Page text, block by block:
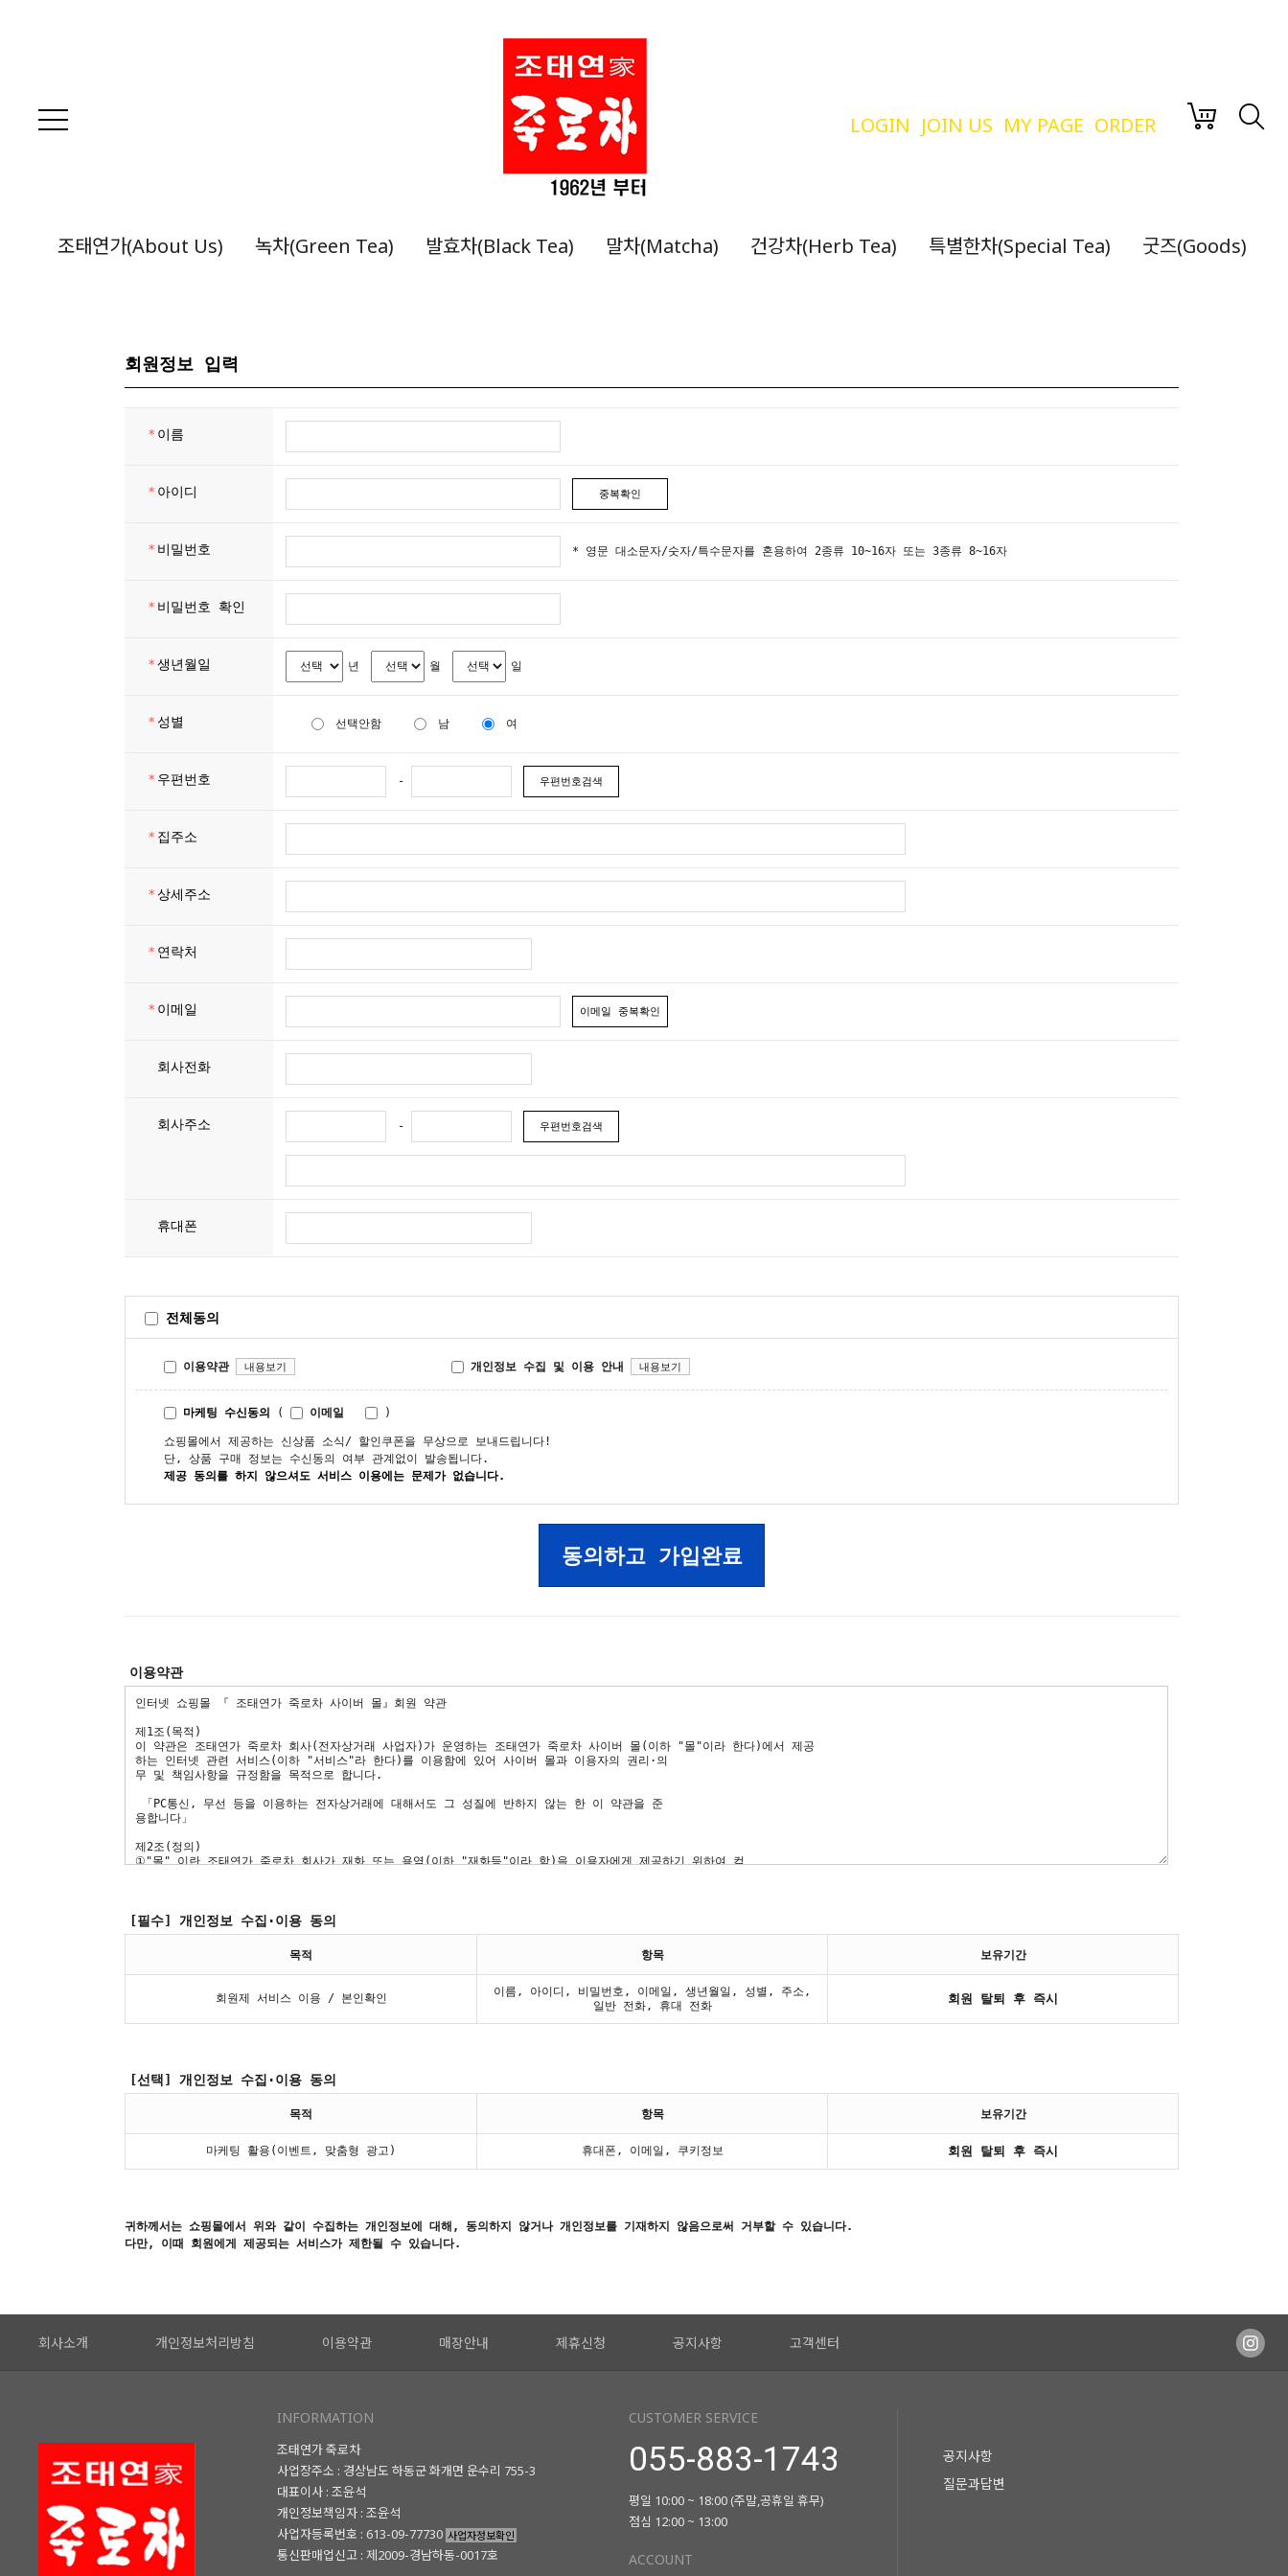
LOGIN JOIN US MY PAGE ORDER
조태연가(About Us) 녹차(Green Tea) 발효차(Black Tea) 말차(Matcha) 건강차(Herb Tea) 특별한차(Special Tea) 굿즈(Goods)
회원정보 입력
* 이름
* 아이디 중복확인
* 비밀번호 * 영문 대소문자/숫자/특수문자를 혼용하여 2종류 10~16자 또는 3종류 8~16자
* 비밀번호 확인
*생년월일 년 월 일
* 성별 선택안함 남 여
* 우편번호 - 우편번호검색
* 집주소
*상세주소
* 연락처
* 이메일 이메일 중복확인
회사전화
회사주소 - 우편번호검색
휴대폰
전체동의
이용약관 내용보기 개인정보 수집 및 이용 안내 내용보기
마케팅 수신동의 ( 이메일 )
쇼핑몰에서 제공하는 신상품 소식/ 할인쿠폰을 무상으로 보내드립니다!
단, 상품 구매 정보는 수신동의 여부 관계없이 발송됩니다.
제공 동의를 하지 않으셔도 서비스 이용에는 문제가 없습니다.
동의하고 가입완료
이용약관
[필수] 개인정보 수집·이용 동의
목적 항목 보유기간
회원제 서비스 이용 / 본인확인
이름, 아이디, 비밀번호, 이메일, 생년월일, 성별, 주소,
일반 전화, 휴대 전화
회원 탈퇴 후 즉시
[선택] 개인정보 수집·이용 동의
목적 항목 보유기간
마케팅 활용(이벤트, 맞춤형 광고) 휴대폰, 이메일, 쿠키정보 회원 탈퇴 후 즉시
귀하께서는 쇼핑몰에서 위와 같이 수집하는 개인정보에 대해, 동의하지 않거나 개인정보를 기재하지 않음으로써 거부할 수 있습니다.
다만, 이때 회원에게 제공되는 서비스가 제한될 수 있습니다.
회사소개 개인정보처리방침 이용약관 매장안내 제휴신청 공지사항 고객센터
INFORMATION
조태연가 죽로차
사업장주소 : 경상남도 하동군 화개면 운수리 755-3
대표이사 : 조윤석
개인정보책임자 : 조윤석
사업자등록번호 : 613-09-77730 사업자정보확인
통신판매업신고 : 제2009-경남하동-0017호
CUSTOMER SERVICE
055-883-1743
평일 10:00 ~ 18:00 (주말,공휴일 휴무)
점심 12:00 ~ 13:00
ACCOUNT
공지사항
질문과답변